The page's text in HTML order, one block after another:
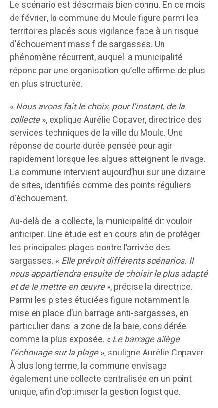
Le scénario est désormais bien connu. En ce mois
de février, la commune du Moule figure parmi les
territoires placés sous vigilance face à un risque
d’échouement massif de sargasses. Un
phénomène récurrent, auquel la municipalité
répond par une organisation qu’elle affirme de plus
en plus structurée.
«Nous avons fait le choix, pour l’instant, de la
collecte», explique Aurélie Copaver, directrice des
services techniques de la ville du Moule. Une
réponse de courte durée pensée pour agir
rapidement lorsque les algues atteignent le rivage.
La commune intervient aujourd’hui sur une dizaine
de sites, identifiés comme des points réguliers
d’échouement.
Au-delà de la collecte, la municipalité dit vouloir
anticiper. Une étude est en cours afin de protéger
les principales plages contre l’arrivée des
sargasses. «Elle prévoit différents scénarios. Il
nous appartiendra ensuite de choisir le plus adapté
et de le mettre en œuvre», précise la directrice.
Parmi les pistes étudiées figure notamment la
mise en place d’un barrage anti-sargasses, en
particulier dans la zone de la baie, considérée
comme la plus exposée. «Le barrage allège
l’échouage sur la plage», souligne Aurélie Copaver.
À plus long terme, la commune envisage
également une collecte centralisée en un point
unique, afin d’optimiser la gestion logistique.